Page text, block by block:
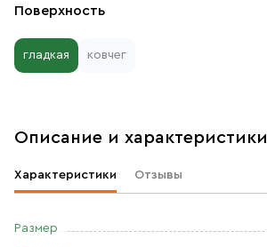
Поверхность
гладкая ковчег
Описание и характеристики
Характеристики Отзывы
Размер